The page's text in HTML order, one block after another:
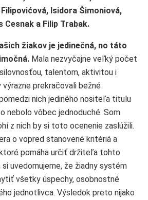
Isidora Šimoniová,
Cesnak a Filip Trabak.
žiakov je jedinečná, no táto
Mala nezvyčajne veľký počet
talentom, aktivitou i
prekračovali bežné
nich jediného nositeľa titulu
nebolo vôbec jednoduché. Som
z nich by si toto ocenenie zaslúžili.
o vopred stanovené kritériá a
pomáha určiť držiteľa tohto
si uvedomujeme, že žiadny systém
všetky úspechy, osobnostné
jednotlivca. Výsledok preto nijako